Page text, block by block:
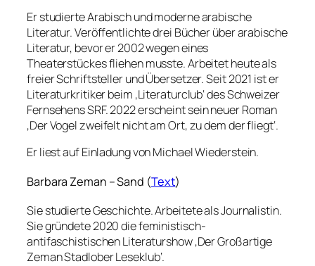
Er studierte Arabisch und moderne arabische
Literatur. Veröffentlichte drei Bücher über arabische
Literatur, bevor er 2002 wegen eines
Theaterstückes fliehen musste. Arbeitet heute als
freier Schriftsteller und Übersetzer. Seit 2021 ist er
Literaturkritiker beim ‚Literaturclub‘ des Schweizer
Fernsehens SRF. 2022 erscheint sein neuer Roman
‚Der Vogel zweifelt nicht am Ort, zu dem der fliegt‘.
Er liest auf Einladung von Michael Wiederstein.
Barbara Zeman – Sand (Text)
Sie studierte Geschichte. Arbeitete als Journalistin.
Sie gründete 2020 die feministisch-
antifaschistischen Literaturshow ‚Der Großartige
Zeman Stadlober Leseklub‘.